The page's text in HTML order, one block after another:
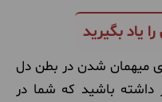
یاد بگیرید
میهمان شدن در بطن دل
باشید که شما در